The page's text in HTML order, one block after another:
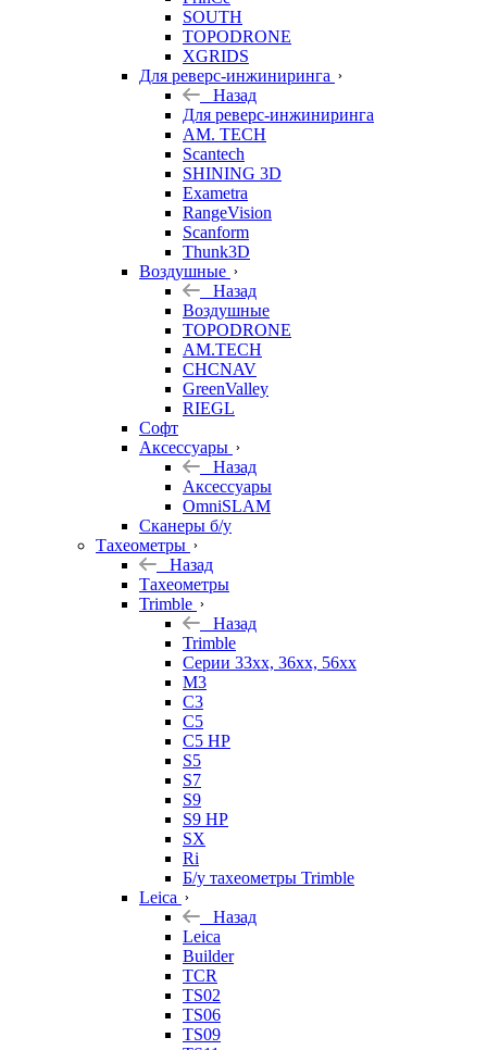
SOUTH
TOPODRONE
XGRIDS
Для реверс-инжиниринга
Назад
Для реверс-инжиниринга
AM. TECH
Scantech
SHINING 3D
Exametra
RangeVision
Scanform
Thunk3D
Воздушные
Назад
Воздушные
TOPODRONE
AM.TECH
CHCNAV
GreenValley
RIEGL
Софт
Аксессуары
Назад
Аксессуары
OmniSLAM
Сканеры б/у
Тахеометры
Назад
Тахеометры
Trimble
Назад
Trimble
Серии 33xx, 36xx, 56xx
M3
C3
C5
C5 HP
S5
S7
S9
S9 HP
SX
Ri
Б/у тахеометры Trimble
Leica
Назад
Leica
Builder
TCR
TS02
TS06
TS09